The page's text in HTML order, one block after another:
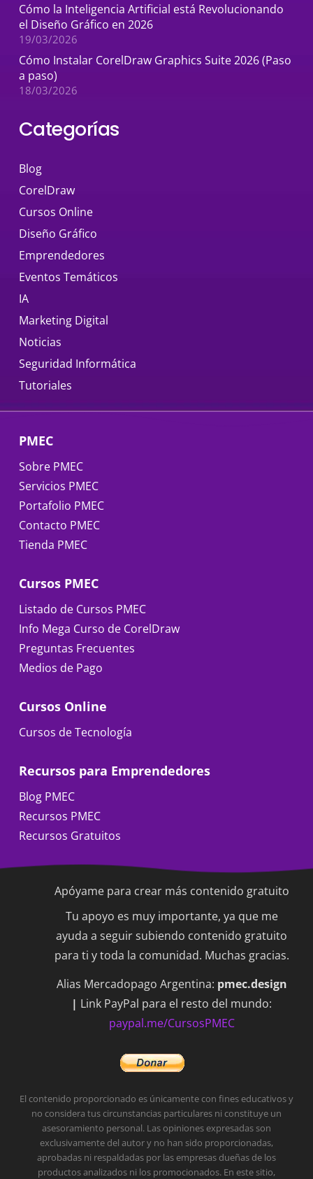
Cómo la Inteligencia Artificial está Revolucionando
el Diseño Gráfico en 2026
19/03/2026
Cómo Instalar CorelDraw Graphics Suite 2026 (Paso
a paso)
18/03/2026
Categorías
Blog
CorelDraw
Cursos Online
Diseño Gráfico
Emprendedores
Eventos Temáticos
IA
Marketing Digital
Noticias
Seguridad Informática
Tutoriales
PMEC
Sobre PMEC
Servicios PMEC
Portafolio PMEC
Contacto PMEC
Tienda PMEC
Cursos PMEC
Listado de Cursos PMEC
Info Mega Curso de CorelDraw
Preguntas Frecuentes
Medios de Pago
Cursos Online
Cursos de Tecnología
Recursos para Emprendedores
Blog PMEC
Recursos PMEC
Recursos Gratuitos
Apóyame para crear más contenido gratuito
Tu apoyo es muy importante, ya que me
ayuda a seguir subiendo contenido gratuito
para ti y toda la comunidad. Muchas gracias.
Alias Mercadopago Argentina: pmec.design
| Link PayPal para el resto del mundo:
paypal.me/CursosPMEC
El contenido proporcionado es únicamente con fines educativos y
no considera tus circunstancias particulares ni constituye un
asesoramiento personal. Las opiniones expresadas son
exclusivamente del autor y no han sido proporcionadas,
aprobadas ni respaldadas por las empresas dueñas de los
productos analizados ni los promocionados. En este sitio,